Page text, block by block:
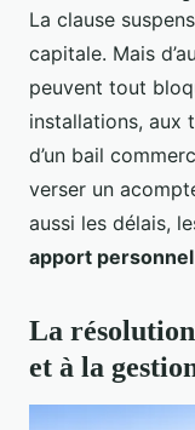
La clause
capitale. Mais
peuvent tout
installations, aux
d’un bail
verser un
aussi les délais,
apport personnel
La
et à la